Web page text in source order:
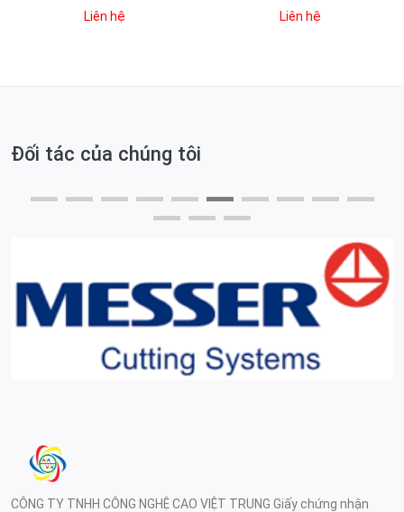
Liên hệ
Liên hệ
Đối tác của chúng tôi
CÔNG TY TNHH CÔNG NGHỆ CAO VIỆT TRUNG Giấy chứng nhận